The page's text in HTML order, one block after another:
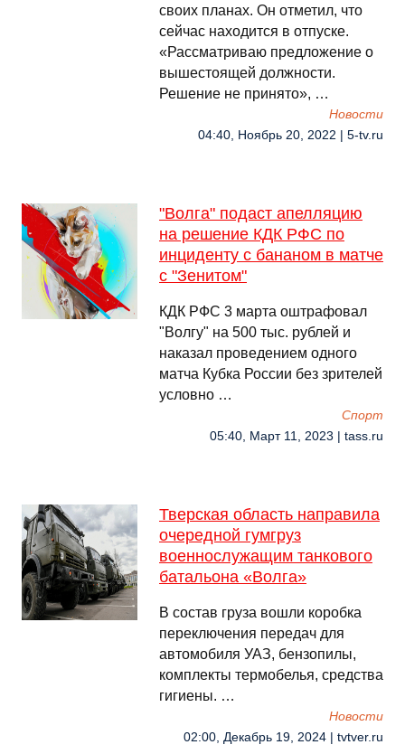
своих планах. Он отметил, что
сейчас находится в отпуске.
«Рассматриваю предложение о
вышестоящей должности.
Решение не принято», …
Новости
04:40, Ноябрь 20, 2022 | 5-tv.ru
"Волга" подаст апелляцию
на решение КДК РФС по
инциденту с бананом в матче
с "Зенитом"
КДК РФС 3 марта оштрафовал
"Волгу" на 500 тыс. рублей и
наказал проведением одного
матча Кубка России без зрителей
условно …
Спорт
05:40, Март 11, 2023 | tass.ru
Тверская область направила
очередной гумгруз
военнослужащим танкового
батальона «Волга»
В состав груза вошли коробка
переключения передач для
автомобиля УАЗ, бензопилы,
комплекты термобелья, средства
гигиены. …
Новости
02:00, Декабрь 19, 2024 | tvtver.ru